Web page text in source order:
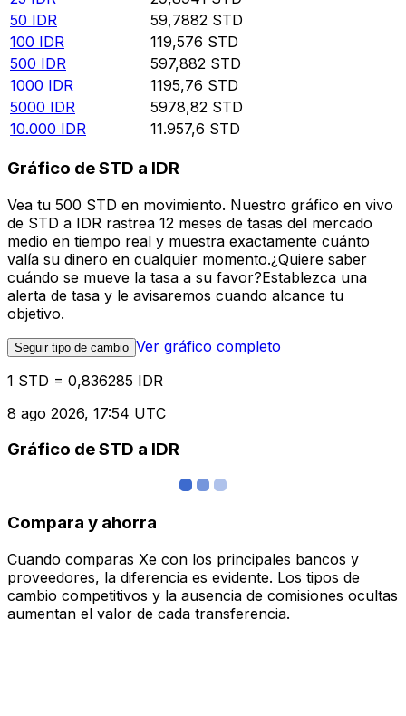
50 IDR 59,7882 STD
100 IDR 119,576 STD
500 IDR 597,882 STD
1000 IDR 1195,76 STD
5000 IDR 5978,82 STD
10.000 IDR 11.957,6 STD
Gráfico de STD a IDR
Vea tu 500 STD en movimiento. Nuestro gráfico en vivo
de STD a IDR rastrea 12 meses de tasas del mercado
medio en tiempo real y muestra exactamente cuánto
valía su dinero en cualquier momento.¿Quiere saber
cuándo se mueve la tasa a su favor?Establezca una
alerta de tasa y le avisaremos cuando alcance tu
objetivo.
Seguir tipo de cambio Ver gráfico completo
1 STD = 0,836285 IDR
8 ago 2026, 17:54 UTC
Gráfico de STD a IDR
Compara y ahorra
Cuando comparas Xe con los principales bancos y
proveedores, la diferencia es evidente. Los tipos de
cambio competitivos y la ausencia de comisiones ocultas
aumentan el valor de cada transferencia.